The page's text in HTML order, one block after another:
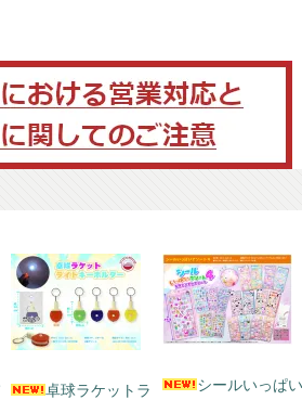
卓球ラケットラ
シールいっぱい